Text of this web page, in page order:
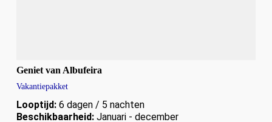
Geniet van Albufeira
Vakantiepakket
Looptijd:6 dagen / 5 nachten
Beschikbaarheid:Januari - december